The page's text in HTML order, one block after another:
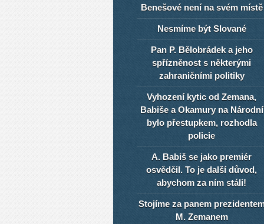
Benešové není na svém místě
Nesmíme být Slované
Pan P. Bělobrádek a jeho
spřízněnost s některými
zahraničními politiky
Vyhození kytic od Zemana,
Babiše a Okamury na Národní
bylo přestupkem, rozhodla
policie
A. Babiš se jako premiér
osvědčil. To je další důvod,
abychom za ním stáli!
Stojíme za panem
M. Zemanem